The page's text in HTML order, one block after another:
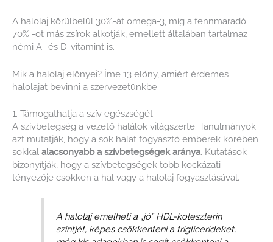
A halolaj körülbelül 30%-át omega-3, míg a fennmaradó
70% -ot más zsírok alkotják, emellett általában tartalmaz
némi A- és D-vitamint is.
Mik a halolaj előnyei? Íme 13 előny, amiért érdemes
halolajat bevinni a szervezetünkbe.
1. Támogathatja a szív egészségét
A szívbetegség a vezető halálok világszerte. Tanulmányok
azt mutatják, hogy a sok halat fogyasztó emberek korében
sokkal alacsonyabb a szívbetegségek aránya. Kutatások
bizonyítják, hogy a szívbetegségek több kockázati
tényezője csökken a hal vagy a halolaj fogyasztásával.
A halolaj emelheti a „jó” HDL-koleszterin
szintjét, képes csökkenteni a triglicerideket,